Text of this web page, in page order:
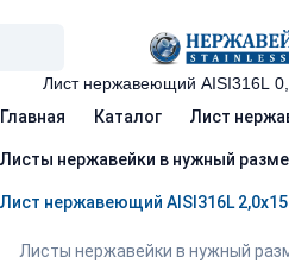
Главная Каталог Лист
Листы нержавейки в нужный
Лист нержавеющий AISI316L
Листы нержавейки в нужный